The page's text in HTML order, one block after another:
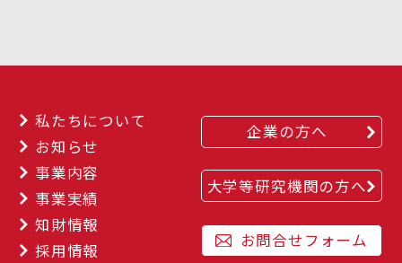
私たちについて
お知らせ
事業内容
事業実績
知財情報
採用情報
企業の方へ
大学等研究機関の方へ
お問合せフォーム